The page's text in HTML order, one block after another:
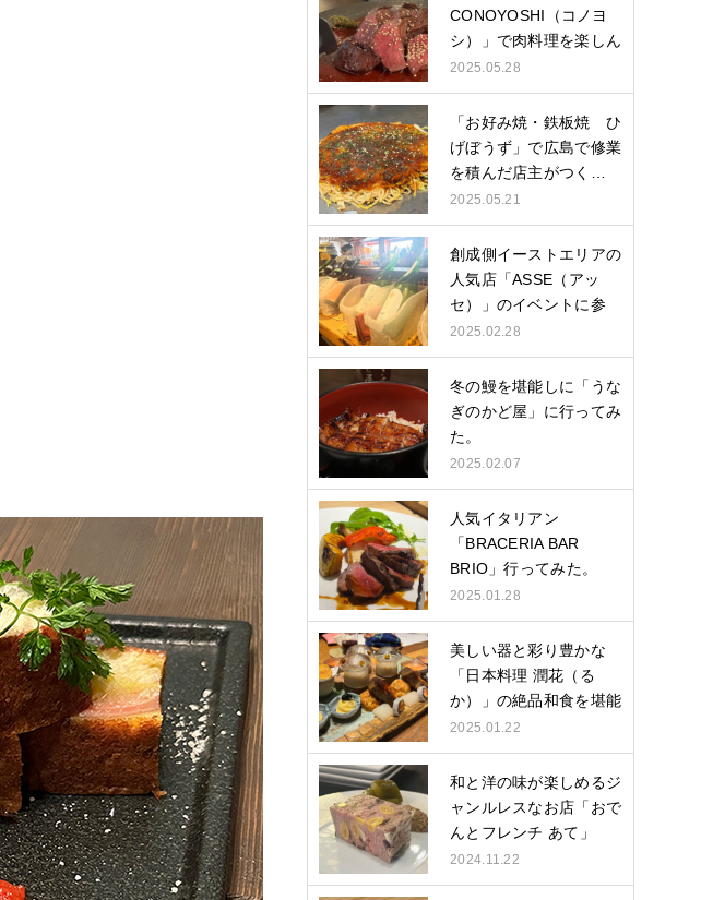
CONOYOSHI（コノヨ
シ）」で肉料理を楽しん
できた。
2025.05.28
「お好み焼・鉄板焼 ひ
げぼうず」で広島で修業
を積んだ店主がつく…
2025.05.21
創成側イーストエリアの
人気店「ASSE（アッ
セ）」のイベントに参
加…
2025.02.28
冬の鰻を堪能しに「うな
ぎのかど屋」に行ってみ
た。
2025.02.07
人気イタリアン
「BRACERIA BAR
BRIO」行ってみた。
2025.01.28
美しい器と彩り豊かな
「日本料理 潤花（る
か）」の絶品和食を堪能
し…
2025.01.22
和と洋の味が楽しめるジ
ャンルレスなお店「おで
んとフレンチ あて」
2024.11.22